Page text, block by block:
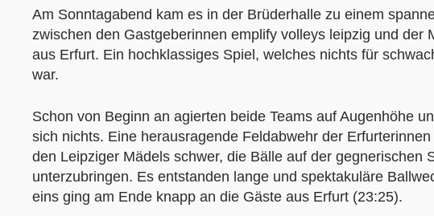
Am Sonntagabend kam es in der Brüderhalle zu einem
zwischen den Gastgeberinnen emplify volleys leipzig und der
aus Erfurt. Ein hochklassiges Spiel, welches nichts für
war.
Schon von Beginn an agierten beide Teams auf Augenhöhe
sich nichts. Eine herausragende Feldabwehr der
den Leipziger Mädels schwer, die Bälle auf der gegnerischen
unterzubringen. Es entstanden lange und spektakuläre
eins ging am Ende knapp an die Gäste aus Erfurt (23:25).